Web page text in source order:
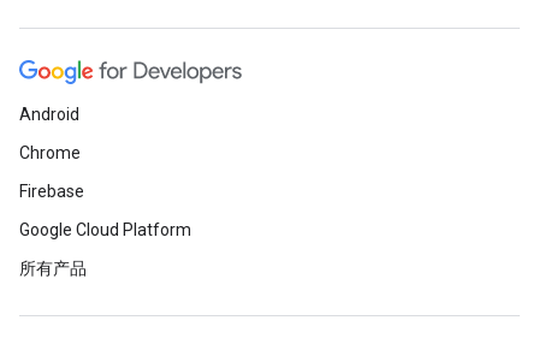
Android
Chrome
Firebase
Google Cloud Platform
所有产品